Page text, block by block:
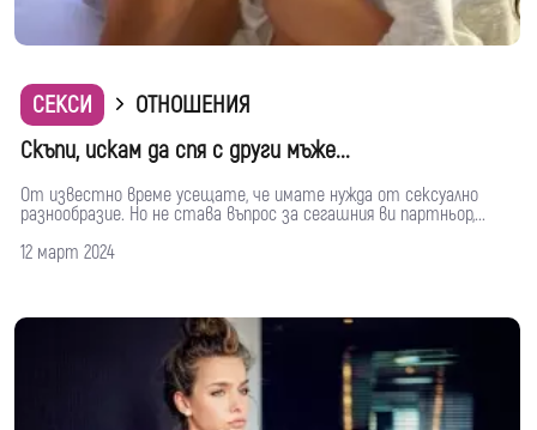
СЕКСИ
ОТНОШЕНИЯ
Скъпи, искам да спя с други мъже...
От известно време усещате, че имате нужда от сексуално
разнообразие. Но не става въпрос за сегашния ви партньор,...
12 март 2024